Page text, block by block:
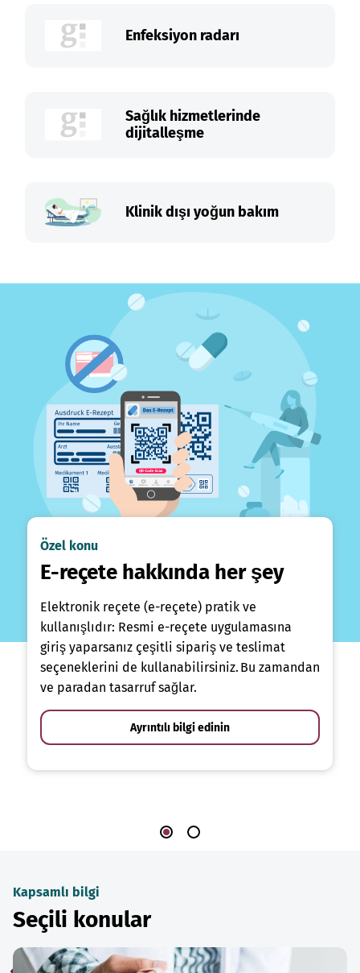
Enfeksiyon radarı
Sağlık hizmetlerinde
dijitalleşme
Klinik dışı yoğun bakım
Özel konu
E-reçete hakkında her şey
Elektronik reçete (e-reçete) pratik ve
kullanışlıdır: Resmi e-reçete uygulamasına
giriş yaparsanız çeşitli sipariş ve teslimat
seçeneklerini de kullanabilirsiniz. Bu zamandan
ve paradan tasarruf sağlar.
Ayrıntılı bilgi edinin
Kapsamlı bilgi
Seçili konular